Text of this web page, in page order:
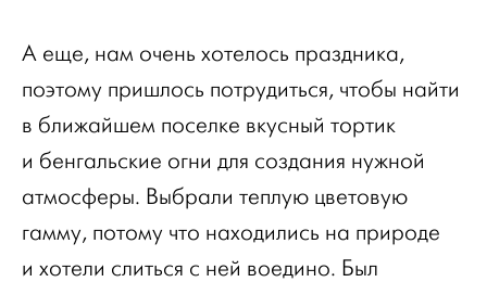
А еще, нам очень хотелось праздника,
поэтому пришлось потрудиться, чтобы найти
в ближайшем поселке вкусный тортик
и бенгальские огни для создания нужной
атмосферы. Выбрали теплую цветовую
гамму, потому что находились на природе
и хотели слиться с ней воедино. Был